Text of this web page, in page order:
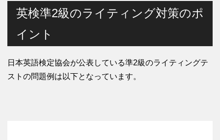
英検準2級のライティング対策のポ
イント
日本英語検定協会が公表している準2級のライティングテ
ストの問題例は以下となっています。